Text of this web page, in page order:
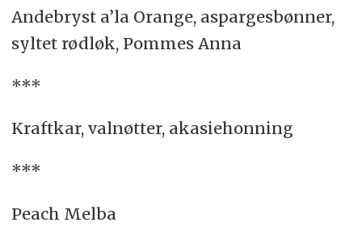
Andebryst a’la Orange, aspargesbønner,
syltet rødløk, Pommes Anna
***
Kraftkar, valnøtter, akasiehonning
***
Peach Melba